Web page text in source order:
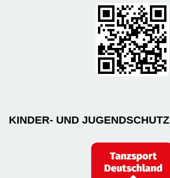
KINDER- UND JUGENDSCHUTZ